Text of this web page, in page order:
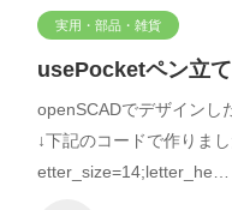
実用・部品・雑貨
usePocketペン立て
openSCADでデザインし
↓下記のコードで作りま
etter_size=14;letter_he…